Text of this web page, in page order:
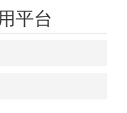
平台